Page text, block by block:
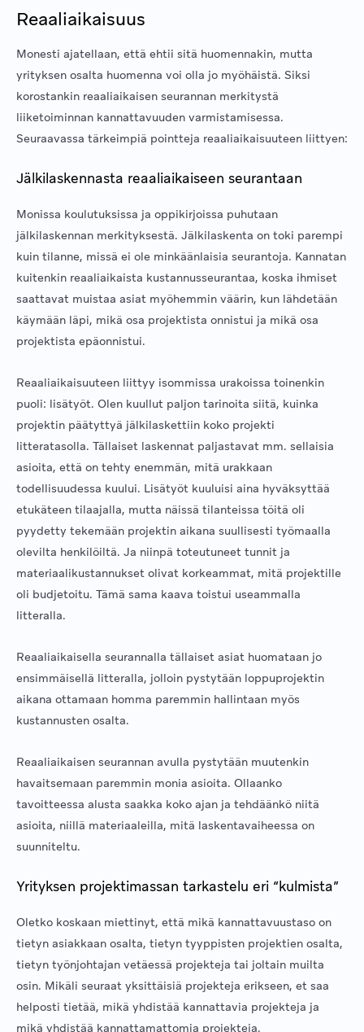
Reaaliaikaisuus
Monesti ajatellaan, että ehtii sitä huomennakin, mutta
yrityksen osalta huomenna voi olla jo myöhäistä. Siksi
korostankin reaaliaikaisen seurannan merkitystä
liiketoiminnan kannattavuuden varmistamisessa.
Seuraavassa tärkeimpiä pointteja reaaliaikaisuuteen liittyen:
Jälkilaskennasta reaaliaikaiseen seurantaan
Monissa koulutuksissa ja oppikirjoissa puhutaan
jälkilaskennan merkityksestä. Jälkilaskenta on toki parempi
kuin tilanne, missä ei ole minkäänlaisia seurantoja. Kannatan
kuitenkin reaaliaikaista kustannusseurantaa, koska ihmiset
saattavat muistaa asiat myöhemmin väärin, kun lähdetään
käymään läpi, mikä osa projektista onnistui ja mikä osa
projektista epäonnistui.
Reaaliaikaisuuteen liittyy isommissa urakoissa toinenkin
puoli: lisätyöt. Olen kuullut paljon tarinoita siitä, kuinka
projektin päätyttyä jälkilaskettiin koko projekti
litteratasolla. Tällaiset laskennat paljastavat mm. sellaisia
asioita, että on tehty enemmän, mitä urakkaan
todellisuudessa kuului. Lisätyöt kuuluisi aina hyväksyttää
etukäteen tilaajalla, mutta näissä tilanteissa töitä oli
pyydetty tekemään projektin aikana suullisesti työmaalla
olevilta henkilöiltä. Ja niinpä toteutuneet tunnit ja
materiaalikustannukset olivat korkeammat, mitä projektille
oli budjetoitu. Tämä sama kaava toistui useammalla
litteralla.
Reaaliaikaisella seurannalla tällaiset asiat huomataan jo
ensimmäisellä litteralla, jolloin pystytään loppuprojektin
aikana ottamaan homma paremmin hallintaan myös
kustannusten osalta.
Reaaliaikaisen seurannan avulla pystytään muutenkin
havaitsemaan paremmin monia asioita. Ollaanko
tavoitteessa alusta saakka koko ajan ja tehdäänkö niitä
asioita, niillä materiaaleilla, mitä laskentavaiheessa on
suunniteltu.
Yrityksen projektimassan tarkastelu eri “kulmista”
Oletko koskaan miettinyt, että mikä kannattavuustaso on
tietyn asiakkaan osalta, tietyn tyyppisten projektien osalta,
tietyn työnjohtajan vetäessä projekteja tai joltain muilta
osin. Mikäli seuraat yksittäisiä projekteja erikseen, et saa
helposti tietää, mikä yhdistää kannattavia projekteja ja
mikä yhdistää kannattamattomia projekteja.